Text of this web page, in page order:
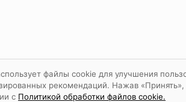
файлы cookie для улучшения
рекомендаций. Нажав
с Политикой обработки файлов cookie.